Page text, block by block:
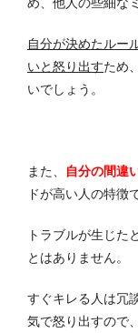
自分が決めたルー
いと怒り出すため
いでしょう。
また、 自分の間違
ドが高い人の特徴
トラブルが生じた
とはありません。
すぐキレる人は冗
気で怒り出すので